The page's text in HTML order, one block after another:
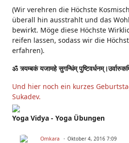
(Wir verehren die Höchste
überall hin ausstrahlt und das
bewirkt. Möge diese Höchste
reifen lassen, sodass wir die
erfahren).
ॐ त्र्यम्बकं यजामहे सुगन्धिंम्
Und hier noch ein kurzes
Sukadev.
Yoga Vidya - Yoga Übungen
Omkara Oktober 4, 2016 7:09